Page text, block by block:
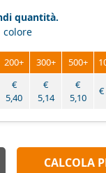
quantità.
colore
200+ 300+ 500+
€
5,40
€
5,14
€
5,10
€
CALCOLA